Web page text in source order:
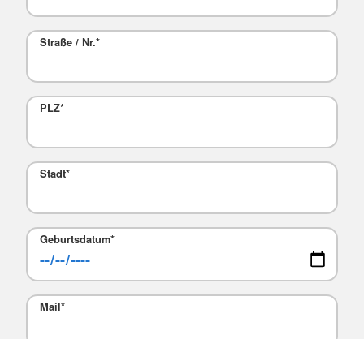
Straße / Nr.*
PLZ*
Stadt*
Geburtsdatum*
Mail*